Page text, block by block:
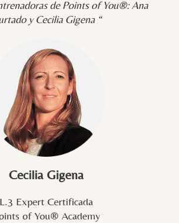
de Points of You®: Ana
y Cecilia Gigena “
Cecilia Gigena
L.3 Expert Certificada
of You® Academy